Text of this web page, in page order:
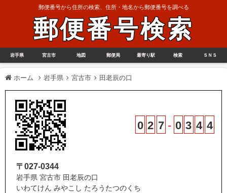
郵便番号から住所の検索、住所・地名から郵便番号を調べる
郵便番号検索
岩手県 宮古市 地図 郵便局 最寄り駅 検索 ＳＮＳ
ホーム 岩手県 宮古市 田老辰の口
0 2 7 - 0 3 4 4
〒027-0344
岩手県 宮古市 田老辰の口
いわてけん みやこし たろうたつのくち